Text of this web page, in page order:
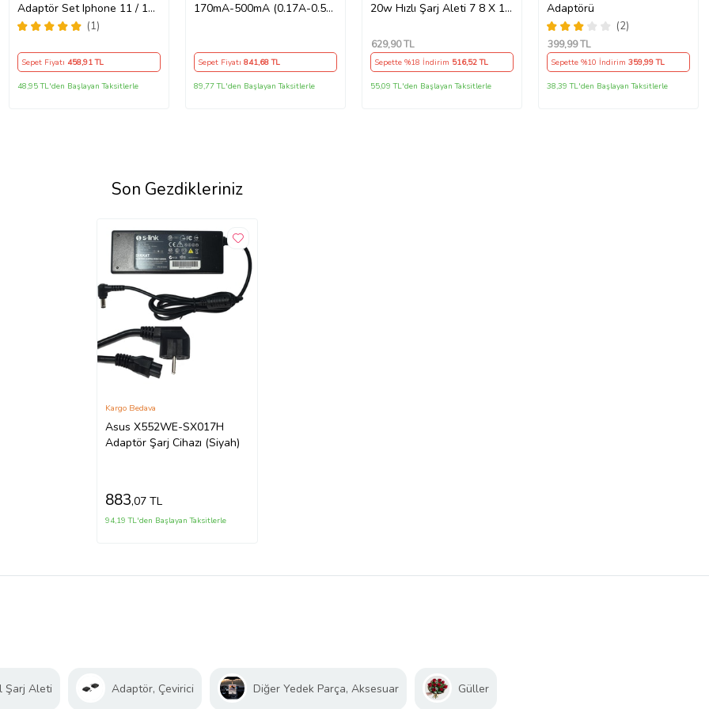
Adaptör Set Iphone 11 / 12 /
13 / Pro / Pro Max Uyumlu
(1)
Sepet Fiyatı 458,91 TL
48,95 TL'den Başlayan Taksitlerle
170mA-500mA (0.17A-0.5A)
Sepet Fiyatı 841,68 TL
89,77 TL'den Başlayan Taksitlerle
20w Hızlı Şarj Aleti 7 8 X 11
Girişli Adaptör
629,90 TL
Sepette %18 İndirim 516,52 TL
55,09 TL'den Başlayan Taksitlerle
Adaptörü
(2)
399,99 TL
Sepette %10 İndirim359,99 TL
38,39 TL'den Başlayan Taksitlerle
Son Gezdikleriniz
Asus X552WE-SX017H
Adaptör Şarj Cihazı (Siyah)
Kargo Bedava
883,07 TL
94,19 TL'den Başlayan Taksitlerle
Şarj Aleti Adaptör, Çevirici Diğer Yedek Parça, Aksesuar Güller